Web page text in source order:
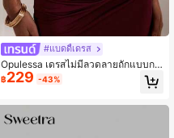
#แบดดี้เดรส
Opulessa เดรสไม่มีลวดลายถักแบบกล
วง ฟอร์มฟิต สำหรับผู้หญิง
฿229 -43%